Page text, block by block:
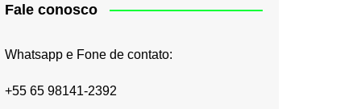
Fale conosco
Whatsapp e Fone de contato:
+55 65 98141-2392